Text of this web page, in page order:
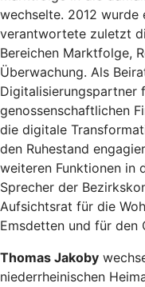
wechselte. 2012 wurde
verantwortete zuletzt
Bereichen Marktfolge,
Überwachung. Als
Digitalisierungspartner
genossenschaftlichen
die digitale
den Ruhestand
weiteren Funktionen in
Sprecher der
Aufsichtsrat für die
Emsdetten und für den
Thomas Jakoby
niederrheinischen